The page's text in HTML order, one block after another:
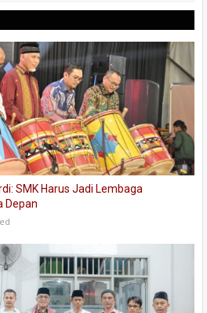
SMK Harus Jadi Lembaga
Depan